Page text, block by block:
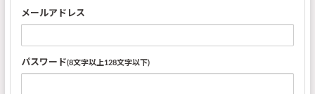
メールアドレス
パスワード(8文字以上128文字以下)